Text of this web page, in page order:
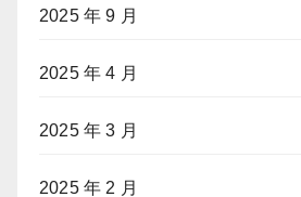
2025 年 9 月
2025 年 4 月
2025 年 3 月
2025 年 2 月